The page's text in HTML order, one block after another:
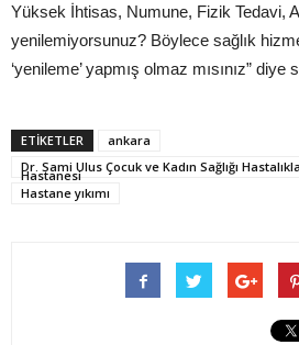
Yüksek İhtisas, Numune, Fizik Tedavi,
yenilemiyorsunuz? Böylece sağlık
‘yenileme’ yapmış olmaz mısınız” diye
ETIKETLER
ankara
Dr. Sami Ulus Çocuk ve Kadın Sağlığı
Hastanesi
Hastane yıkımı